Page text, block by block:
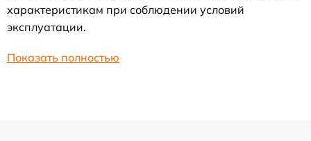
характеристикам при соблюдении условий
эксплуатации.
Показать полностью